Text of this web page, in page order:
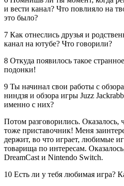
и вести канал? Что повлияло на
это было?
7 Как отнеслись друзья и
канал на ютубе? Что говорили?
8 Откуда появилось такое
подонки!
9 Ты начинал свои работы с
ниндзя и обзора игры Juzz
именно с них?
Потом разговорились.
тоже приставочник! Меня
держит, во что играет, любимые
товарища по интересам.
DreamCast и Nintendo Switch.
10 Есть ли у тебя любимая игра?